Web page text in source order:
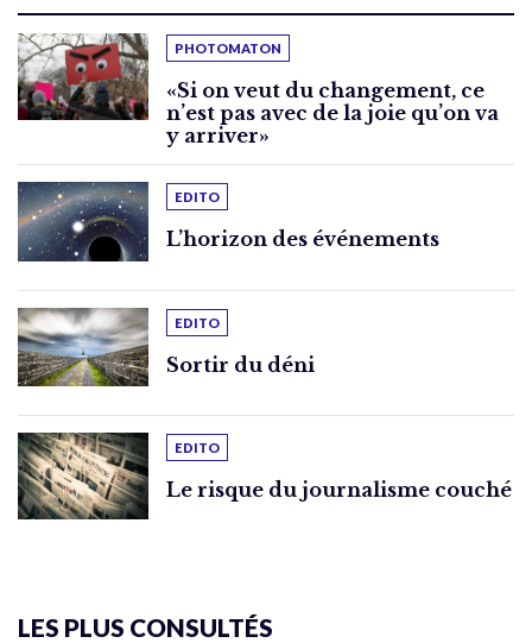
PHOTOMATON
«Si on veut du changement, ce
n’est pas avec de la joie qu’on va
y arriver»
EDITO
L’horizon des événements
EDITO
Sortir du déni
EDITO
Le risque du journalisme couché
LES PLUS CONSULTÉS